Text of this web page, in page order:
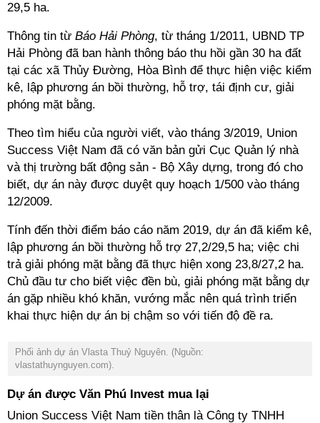
29,5 ha.
Thông tin từ Báo Hải Phòng, từ tháng 1/2011, UBND TP
Hải Phòng đã ban hành thông báo thu hồi gần 30 ha đất
tại các xã Thủy Đường, Hòa Bình để thực hiện việc kiểm
kê, lập phương án bồi thường, hỗ trợ, tái định cư, giải
phóng mặt bằng.
Theo tìm hiểu của người viết, vào tháng 3/2019, Union
Success Việt Nam đã có văn bản gửi Cục Quản lý nhà
và thị trường bất động sản - Bộ Xây dựng, trong đó cho
biết, dự án này được duyệt quy hoạch 1/500 vào tháng
12/2009.
Tính đến thời điểm báo cáo năm 2019, dự án đã kiểm kê,
lập phương án bồi thường hỗ trợ 27,2/29,5 ha; việc chi
trả giải phóng mặt bằng đã thực hiện xong 23,8/27,2 ha.
Chủ đầu tư cho biết việc đền bù, giải phóng mặt bằng dự
án gặp nhiều khó khăn, vướng mắc nên quá trình triển
khai thực hiện dự án bị chậm so với tiến độ đề ra.
Phối ảnh dự án Vlasta Thuỷ Nguyên. (Nguồn:
vlastathuynguyen.com).
Dự án được Văn Phú Invest mua lại
Union Success Việt Nam tiền thân là Công ty TNHH